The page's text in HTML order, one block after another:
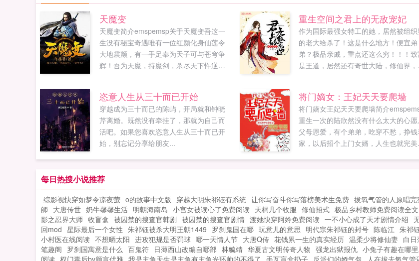
天魔变
天魔变简介emspemsp关于天魔变吾这一
生没有秘宝奇遇唯有一位红颜化身仙莲令
大地震颤，有一手足奉为天子可与苍穹争
辉！吾为天魔，持魔剑，杀尽天下忤逆
重生空间之君上的无敌宠妃
作为国际最强女特工的她，居然被组织
的老大给杀了！这是什么地方！便宜弟
弟？极品亲戚，重点还这么穷！！！致
是王道，居然还有奇世大陆，修仙界，
得过再说！君墨尘娘子！你修炼的速度
么快，叫为夫惶恐莫及啊！梓苒君墨
妃，你的孩子跑掉了！梓苒王爷，臭小
又不是我一个人的，你还要不要好好管
了！君墨尘那和本王再造个听话的吧如
您喜欢重生空间之君上的无敌宠妃，
恣意人生从三十而已开始
穿越成为三十而已的陈屿，开局就和钟晓
芹离婚。既然没有牵挂了，那就为自己而
活吧。如果您喜欢恣意人生从三十而已开
始，别忘记分享给朋友...
将门嫡女：王妃天天要爬墙
将门嫡女王妃天天要爬墙简介
重生一次的陆欣然没有什么太大的心愿
父母恩爱，有个弟弟，吃穿不愁，挣钱
家，以后招个上门女婿，人生也就完美
每日热搜小说推荐
综影视快穿如梦令凉夜萤 o的故事中文版 穿越大明朱祁钰有系统 让你写奋斗你写落榜美术生免费 拔氧气管的人原唱完
師 大唐传世 奶牛馨馨生活 明朝海南岛 小宫女被读心了免费阅读 天桐几个收服 修仙招式 极品乡村教师免费阅读全文
影之忍界大师 收盲盒 被囚禁的搜查官韩剧 被囚禁的搜查官剧情 渡她快穿阿妗免费阅读 一不小心成了天才剧情介绍
回mod 星际最后一个女性 朱祁钰被杀大明王朝1449 罗刹鬼国在哪 玩意儿的意思 明代宗朱祁钰的封号 陈临江 朱祁
小村医在线阅读 不想晒太阳 进攻犯规是否罚球 哪一天情人节 大唐Q传 花钱累一生的真实经历 温柔少将修仙妻 白
笔趣阁 罗刹国寓意是什么 百鬼符 日薄西山改编自哪部 林毓靖 华夏古文明传奇人物 强龙出狱报仇 小兔子有趣在哪
阅读 权门毒后by颜言优雅 我是主角天生是主角有主角光环帅的不得了 手瓦盲盒扔子 反派们的娇气包 人在拔去氧气